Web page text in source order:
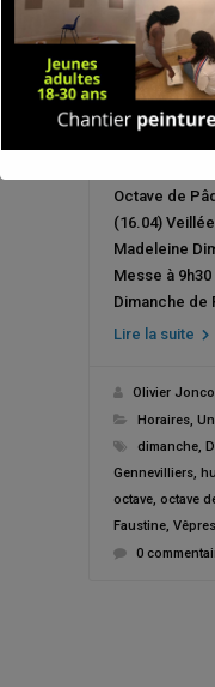
Octave de
(16.04)
Madeleine
Messe à
Dimanche de
Lire la suite
Olivier
Horaires,
dimanche,
Gennevilliers,
octave, octave
Faustine, Vêpres
0